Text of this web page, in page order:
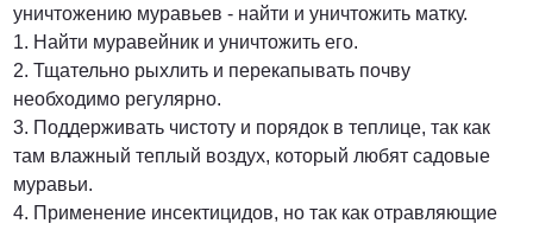
уничтожению муравьев - найти и уничтожить матку.
1. Найти муравейник и уничтожить его.
2. Тщательно рыхлить и перекапывать почву
необходимо регулярно.
3. Поддерживать чистоту и порядок в теплице, так как
там влажный теплый воздух, который любят садовые
муравьи.
4. Применение инсектицидов, но так как отравляющие